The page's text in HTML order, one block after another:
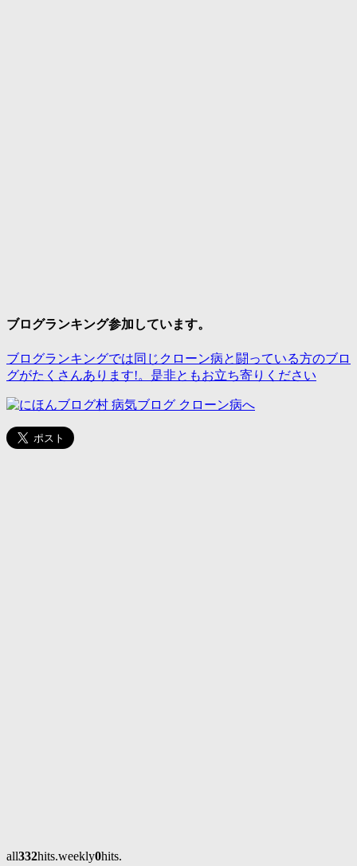
ブログランキング参加しています。
ブログランキングでは同じクローン病と闘っている方のブロ
グがたくさんあります!。是非ともお立ち寄りください
all332hits.weekly0hits.